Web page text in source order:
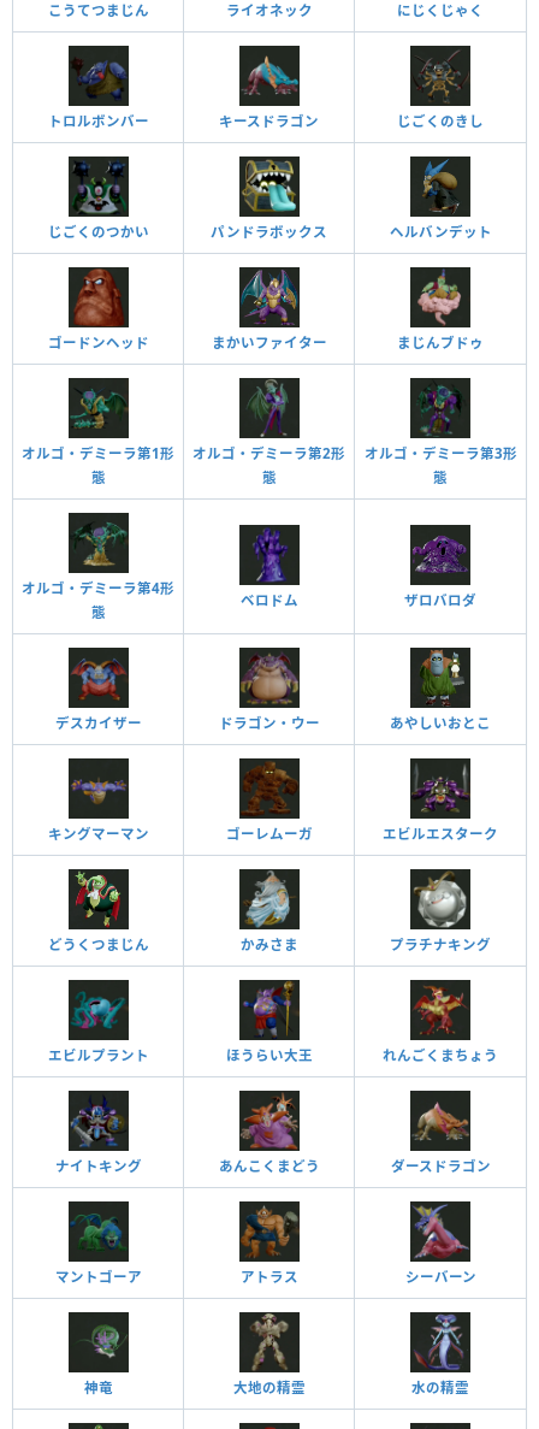
こうてつまじん ライオネック にじくじゃく
トロルボンバー キースドラゴン じごくのきし
じごくのつかい パンドラボックス ヘルバンデット
ゴードンヘッド まかいファイター まじんブドゥ
オルゴ・デミーラ第1形
態
オルゴ・デミーラ第2形
態
オルゴ・デミーラ第3形
態
オルゴ・デミーラ第4形
態
ベロドム ザロバロダ
デスカイザー ドラゴン・ウー あやしいおとこ
キングマーマン ゴーレムーガ エビルエスターク
どうくつまじん かみさま プラチナキング
エビルプラント ほうらい大王 れんごくまちょう
ナイトキング あんこくまどう ダースドラゴン
マントゴーア アトラス シーバーン
神竜 大地の精霊 水の精霊